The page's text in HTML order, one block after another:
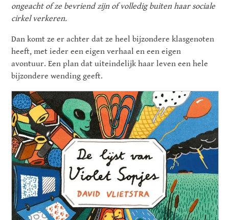
ongeacht of ze bevriend zijn of volledig buiten haar sociale
cirkel verkeren.
Dan komt ze er achter dat ze heel bijzondere klasgenoten
heeft, met ieder een eigen verhaal en een eigen
avontuur. Een plan dat uiteindelijk haar leven een hele
bijzondere wending geeft.